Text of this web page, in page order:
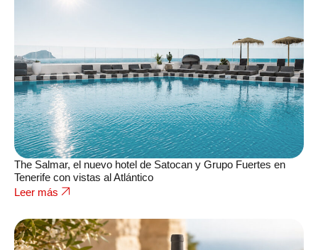
The Salmar, el nuevo hotel de Satocan y Grupo Fuertes en
Tenerife con vistas al Atlántico
Leer más